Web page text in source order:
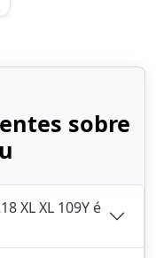
sobre
XL XL 109Y é